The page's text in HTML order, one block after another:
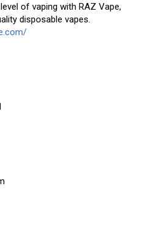
of vaping with RAZ Vape,
disposable vapes.